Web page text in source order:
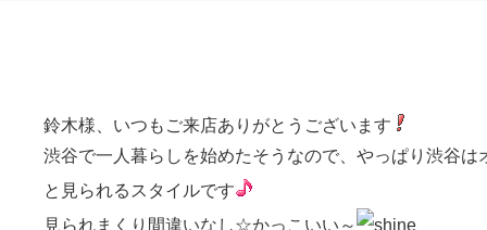
鈴木様、いつもご来店ありがとうございます
渋谷で一人暮らしを始めたそうなので、やっぱり渋谷は
と見られるスタイルです
見られまくり間違いなし☆かっこいい～